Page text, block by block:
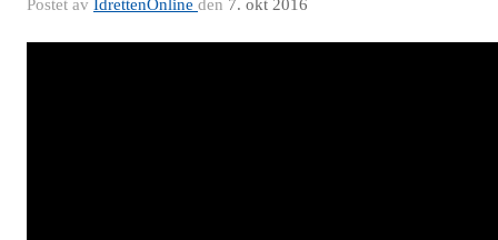
Postet av IdrettenOnline den 7. okt 2016